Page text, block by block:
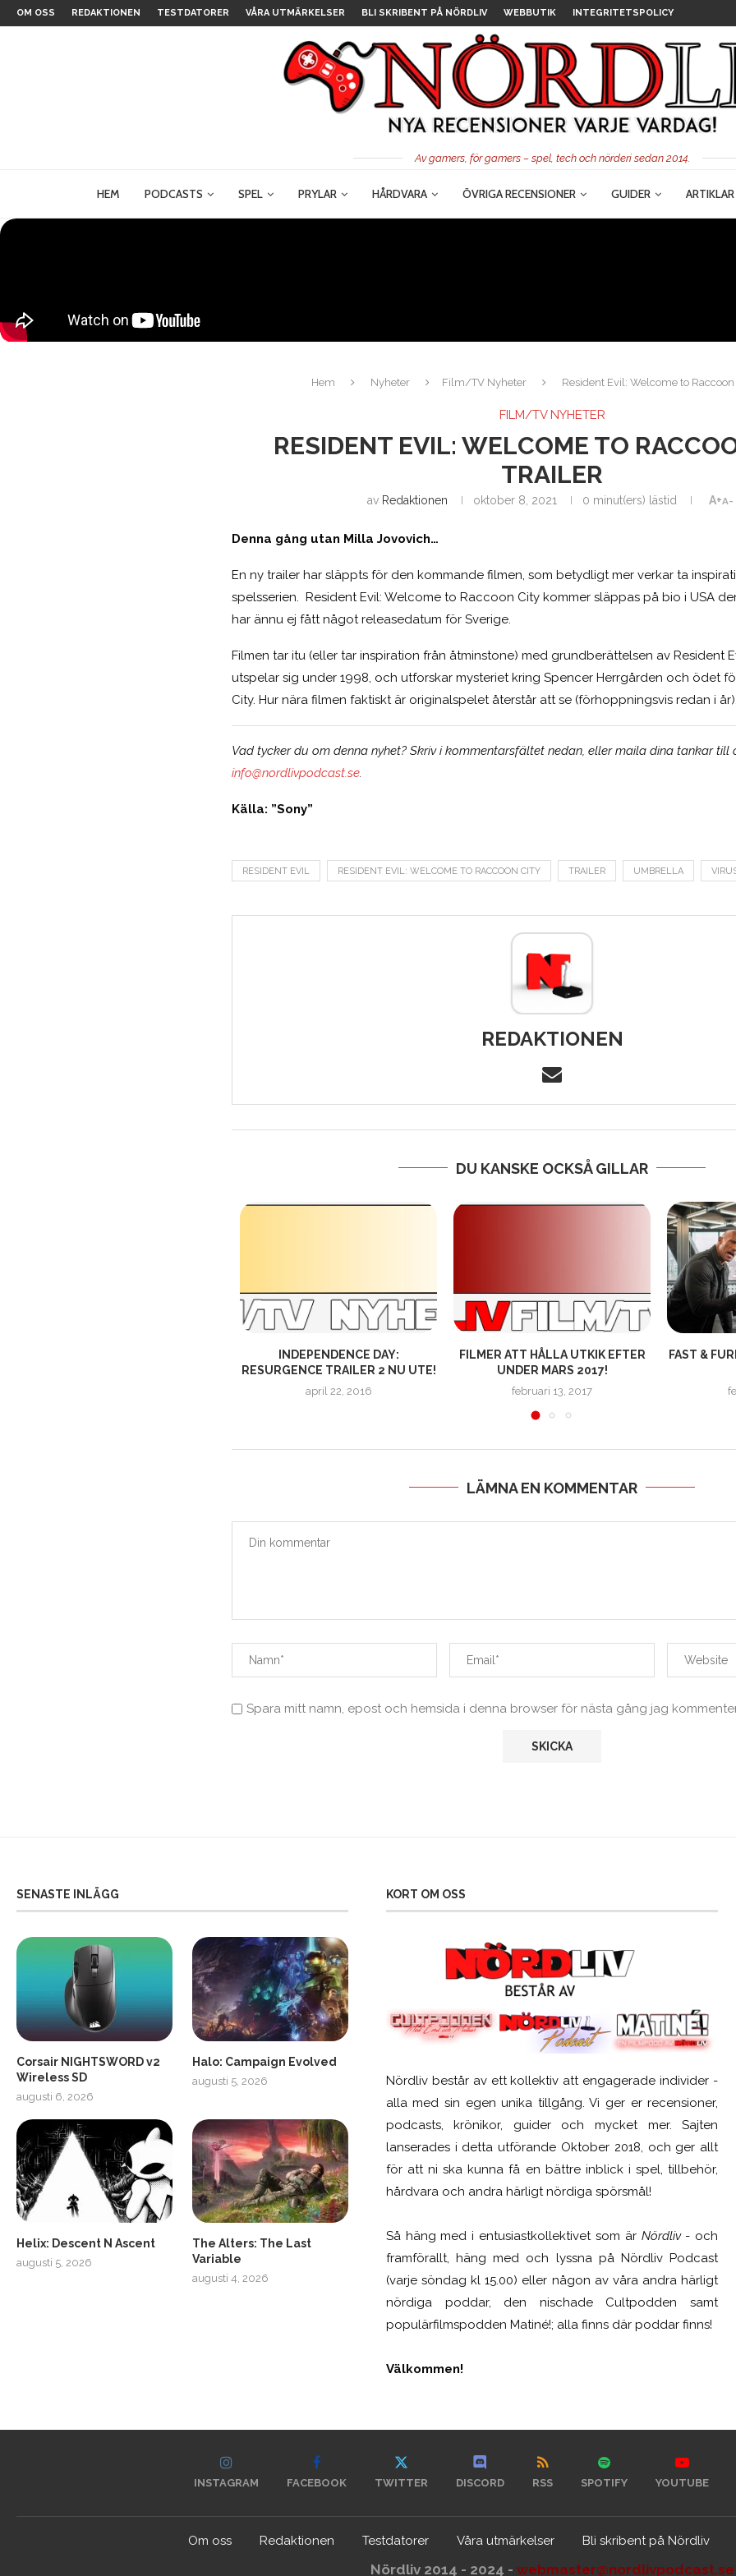
OM OSS REDAKTIONEN TESTDATORER VÅRA UTMÄRKELSER BLI SKRIBENT PÅ NÖRDLIV WEBBUTIK INTEGRITETSPOLICY
Av gamers, för gamers – spel, tech och nörderi sedan 2014.
HEM PODCASTS SPEL PRYLAR HÅRDVARA ÖVRIGA RECENSIONER GUIDER ARTIKLAR
Hem Nyheter Film/TV Nyheter Resident Evil: Welcome to Raccoon
FILM/TV NYHETER
RESIDENT EVIL: WELCOME TO
TRAILER
av Redaktionen oktober 8, 2021 0 minut(ers) lästid A+A-
Denna gång utan Milla Jovovich…
En ny trailer har släppts för den kommande filmen, som betydligt mer verkar ta
spelsserien. Resident Evil: Welcome to Raccoon City kommer släppas på bio i USA
har ännu ej fått något releasedatum för Sverige.
Filmen tar itu (eller tar inspiration från åtminstone) med grundberättelsen av Resident
utspelar sig under 1998, och utforskar mysteriet kring Spencer Herrgården och ödet
City. Hur nära filmen faktiskt är originalspelet återstår att se (förhoppningsvis redan i
Vad tycker du om denna nyhet? Skriv i kommentarsfältet nedan, eller maila dina tankar till
info@nordlivpodcast.se.
Källa: ”Sony”
RESIDENT EVIL RESIDENT EVIL: WELCOME TO RACCOON CITY TRAILER UMBRELLA
REDAKTIONEN
DU KANSKE OCKSÅ GILLAR
INDEPENDENCE DAY:
RESURGENCE TRAILER 2 NU UTE!
april 22, 2016
FILMER ATT HÅLLA UTKIK EFTER
UNDER MARS 2017!
februari 13, 2017
FAST &
LÄMNA EN KOMMENTAR
Spara mitt namn, epost och hemsida i denna browser för nästa gång jag
SENASTE INLÄGG
Corsair NIGHTSWORD v2
Wireless SD
augusti 6, 2026
Halo: Campaign Evolved
augusti 5, 2026
Helix: Descent N Ascent
augusti 5, 2026
The Alters: The Last
Variable
augusti 4, 2026
KORT OM OSS
Nördliv består av ett kollektiv att engagerade individer -
alla med sin egen unika tillgång. Vi ger er recensioner,
podcasts, krönikor, guider och mycket mer. Sajten
lanserades i detta utförande Oktober 2018, och ger allt
för att ni ska kunna få en bättre inblick i spel, tillbehör,
hårdvara och andra härligt nördiga spörsmål!
Så häng med i entusiastkollektivet som är Nördliv- och
framförallt, häng med och lyssna på Nördliv Podcast
(varje söndag kl 15.00) eller någon av våra andra härligt
nördiga poddar, den nischade Cultpodden samt
populärfilmspodden Matiné!; alla finns där poddar finns!
Välkommen!
SCUF Gaming Omega
INSTAGRAM FACEBOOK TWITTER DISCORD RSS SPOTIFY YOUTUBE
Om oss Redaktionen Testdatorer Våra utmärkelser Bli skribent på Nördliv
Nördliv 2014 - 2024 - webmaster@nordlivpodcast.se